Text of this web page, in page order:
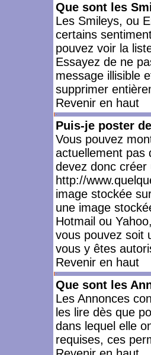
Que sont les
Les Smileys, ou
certains
pouvez voir la
Essayez de ne
message illisible
supprimer
Revenir en haut
Puis-je poster
Vous pouvez
actuellement pas
devez donc
http://
image stockée
une image
Hotmail ou
vous pouvez soit
vous y êtes
Revenir en haut
Que sont les
Les Annonces
les lire dès que
dans lequel elle
requises, ces